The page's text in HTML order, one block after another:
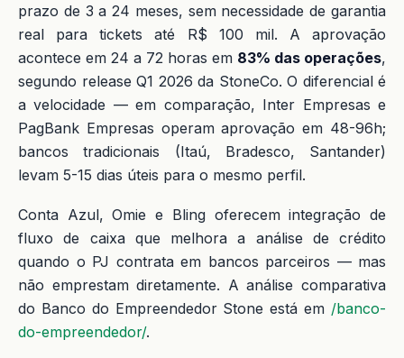
prazo de 3 a 24 meses, sem necessidade de garantia
real para tickets até R$ 100 mil. A aprovação
acontece em 24 a 72 horas em 83% das operações,
segundo release Q1 2026 da StoneCo. O diferencial é
a velocidade — em comparação, Inter Empresas e
PagBank Empresas operam aprovação em 48-96h;
bancos tradicionais (Itaú, Bradesco, Santander)
levam 5-15 dias úteis para o mesmo perfil.
Conta Azul, Omie e Bling oferecem integração de
fluxo de caixa que melhora a análise de crédito
quando o PJ contrata em bancos parceiros — mas
não emprestam diretamente. A análise comparativa
do Banco do Empreendedor Stone está em /banco-
do-empreendedor/.